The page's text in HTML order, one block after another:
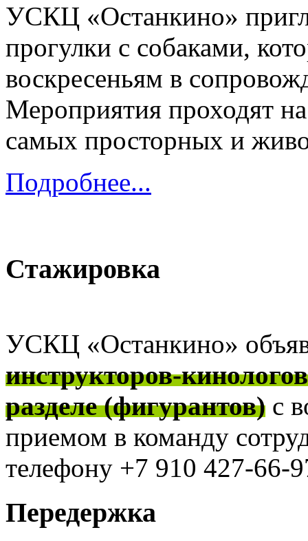
УСКЦ «Останкино»
прогулки с собаками,
воскресеньям в
Мероприятия проходят
самых просторных и
Подробнее...
Стажировка
УСКЦ «Останкино»
инструкторов-
разделе (фигурантов) с
приемом в команду
телефону +7 910 427-66-
Передержка